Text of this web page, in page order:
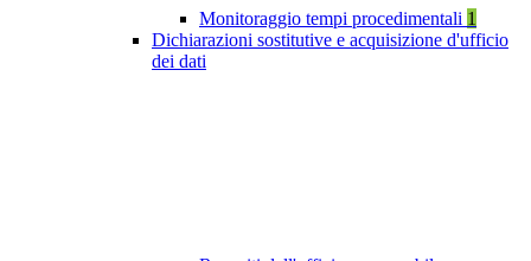
Monitoraggio tempi procedimentali 1
Dichiarazioni sostitutive e acquisizione d'ufficio
dei dati